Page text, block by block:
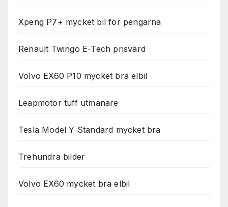
Xpeng P7+ mycket bil för pengarna
Renault Twingo E-Tech prisvärd
Volvo EX60 P10 mycket bra elbil
Leapmotor tuff utmanare
Tesla Model Y Standard mycket bra
Trehundra bilder
Volvo EX60 mycket bra elbil